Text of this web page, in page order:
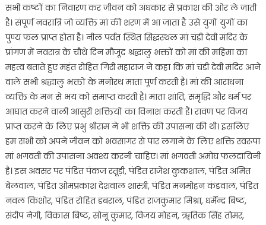
सभी कष्टों का निवारण कर जीवन को अंधकार से प्रकाश की ओर ले जाती
है। संपूर्ण नवरात्रि जो व्यक्ति मां की शरण में आ जाता है उसे युगों युगों का
पुण्य फल प्राप्त होता है। नील पर्वत स्थित सिद्धस्थल मां चंडी देवी मंदिर के
प्रांगण में नवरात्र के चौथे दिन मौजूद श्रद्धालु भक्तों को मां की महिमा का
महत्व बताते हुए महंत रोहित गिरी महाराज ने कहा कि मां चंडी देवी मंदिर आने
वाले सभी श्रद्धालु भक्तों के मनोरथ माता पूर्ण करती है। मां की आराधना
व्यक्ति के मन से भय को समाप्त करती है। माता शांति, समृद्धि और धर्म पर
आघात करने वाली आसुरी शक्तियों का विनाश करती हैं। रावण पर विजय
प्राप्त करने के लिए प्रभु श्रीराम ने भी शक्ति की उपासना की थी। इसलिए
हम सभी को अपने जीवन को भवसागर से पार लगाने के लिए शक्ति स्वरूपा
मां भगवती की उपासना अवश्य करनी चाहिए। मां भगवती अमोघ फलदायिनी
है। इस अवसर पर पंडित पंकज रतूड़ी, पंडित राजेश कुकशाल, पंडित अमित
बेलवाल, पंडित ओमप्रकाश देशवाल शास्त्री, पंडित मनमोहन कंडवाल, पंडित
नवल किशोर, पंडित रोहित डबराल, पंडित राजकुमार मिश्रा, धर्मेन्द्र बिष्ट,
संदीप नेगी, विकास बिष्ट, सोनू कुमार, विजय मोहन, ॠतिक सिंह तोमर,